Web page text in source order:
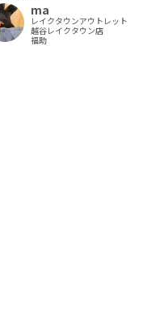
ma
レイクタウンアウトレット
越谷レイクタウン店
福助